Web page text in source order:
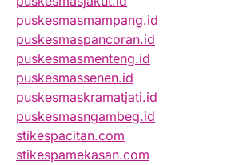
puskesmasmampang.id
puskesmaspancoran.id
puskesmasmenteng.id
puskesmassenen.id
puskesmaskramatjati.id
puskesmasngambeg.id
stikespacitan.com
stikespamekasan.com